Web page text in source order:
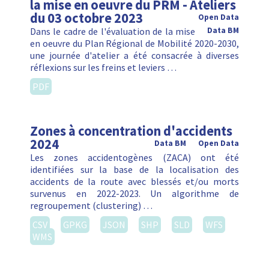
la mise en oeuvre du PRM - Ateliers
du 03 octobre 2023
Open Data
Data BM
Dans le cadre de l'évaluation de la mise
en oeuvre du Plan Régional de Mobilité 2020-2030,
une journée d'atelier a été consacrée à diverses
réflexions sur les freins et leviers …
PDF
Zones à concentration d'accidents
2024 Open Data
Data BM
Les zones accidentogènes (ZACA) ont été
identifiées sur la base de la localisation des
accidents de la route avec blessés et/ou morts
survenus en 2022-2023. Un algorithme de
regroupement (clustering) …
CSV
GPKG JSON SHP SLD
WFS
WMS